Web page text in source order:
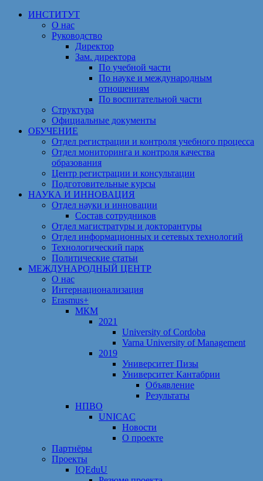
Перейти
содержимому
ИНСТИТУТ
О нас
Руководство
Директор
Зам. директора
По учебной части
По науке и международным
отношениям
По воспитательной части
Структура
Официальные документы
ОБУЧЕНИЕ
Отдел регистрации и контроля учебного процесса
Отдел мониторинга и контроля качества
образования
Центр регистрации и консультации
Подготовительные курсы
НАУКА И ИННОВАЦИЯ
Отдел науки и инновации
Состав сотрудников
Отдел магистратуры и докторантуры
Отдел информационных и сетевых технологий
Технологический парк
Политические статьи
МЕЖДУНАРОДНЫЙ ЦЕНТР
О нас
Интернационализация
Erasmus+
МКМ
2021
University of Cordoba
Varna University of Management
2019
Университет Пизы
Университет Кантабрии
Объявление
Результаты
НПВО
UNICAC
Новости
О проекте
Партнёры
Проекты
IQEduU